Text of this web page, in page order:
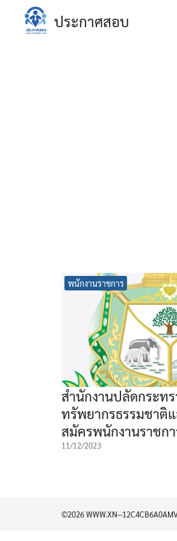
ประกาศสอบ
พนักงานราชการ
สำนักงานปลัดกระทร
ทรัพยากรธรรมชาติ
สมัครพนักงานราชก
11/12/2023
©2026 WWW.XN--